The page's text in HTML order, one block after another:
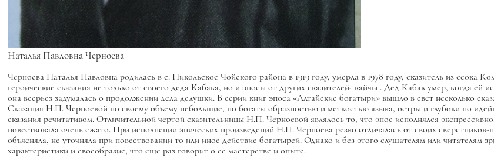
Наталья Павловна Черноева
Черноева Наталья Павловна родилась в с. Никольское Чойского района в 1919 году, умерла в 1978 году, сказитель из сеока
героические сказания не только от своего деда Кабака, но и эпосы от других сказителей- кайчы . Дед Кабак умер, когда ей
она всерьез задумалась о продолжении дела дедушки. В серии книг эпоса «Алтайские богатыри» вышло в свет несколько
Сказания Н.П. Черноевой по своему объему небольшие, но богаты образностью и меткостью языка, остры и глубоки по
сказания речитативом. Отличительной чертой сказительницы Н.П. Черноевой являлось то, что эпос исполнялся
повествовала очень сжато. При исполнении эпических произведений Н.П. Черноева резко отличалась от своих сверстников-
объясняла, не уточняла при повествовании то или иное действие богатырей. Однако и без этого слушателям или читателям
характеристики и своеобразие, что еще раз говорит о ее мастерстве и опыте.